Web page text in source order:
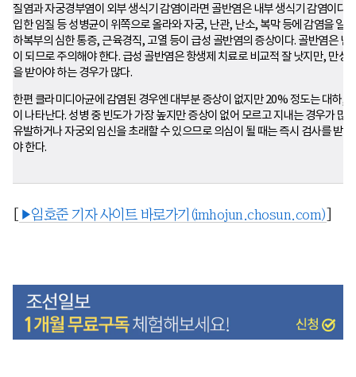
질염과 자궁경부염이 외부 생식기 감염이라면 골반염은 내부 생식기 감염이다.
입한 임질 등 성병균이 위쪽으로 올라와 자궁, 난관, 난소, 복막 등에 감염을 일
하복부의 심한 통증, 근육경직, 고열 등이 급성 골반염의 증상이다. 골반염은 난
이 되므로 주의해야 한다. 급성 골반염은 항생제 치료로 비교적 잘 낫지만, 만성
을 받아야 하는 경우가 많다.
한편 클라미디아균에 감염된 경우엔 대부분 증상이 없지만 20% 정도는 대하,
이 나타난다. 성병 중 빈도가 가장 높지만 증상이 없어 모르고 지내는 경우가 많
유발하거나 자궁외 임신을 초래할 수 있으므로 의심이 될 때는 즉시 검사를 받
야 한다.
▶임호준 기자 사이트 바로가기(imhojun.chosun.com)